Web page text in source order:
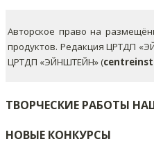
Авторское право на
продуктов. Редакция ЦРТДП
ЦРТДП «ЭЙНШТЕЙН» (
ТВОРЧЕСКИЕ РАБОТЫ
НОВЫЕ КОНКУРСЫ